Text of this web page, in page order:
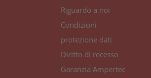
Riguardo a noi
Condizioni
protezione dati
Diritto di recesso
Garanzia Ampertec